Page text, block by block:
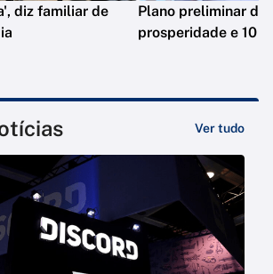
diz familiar de
Plano preliminar de
prosperidade e 10
Ver tudo